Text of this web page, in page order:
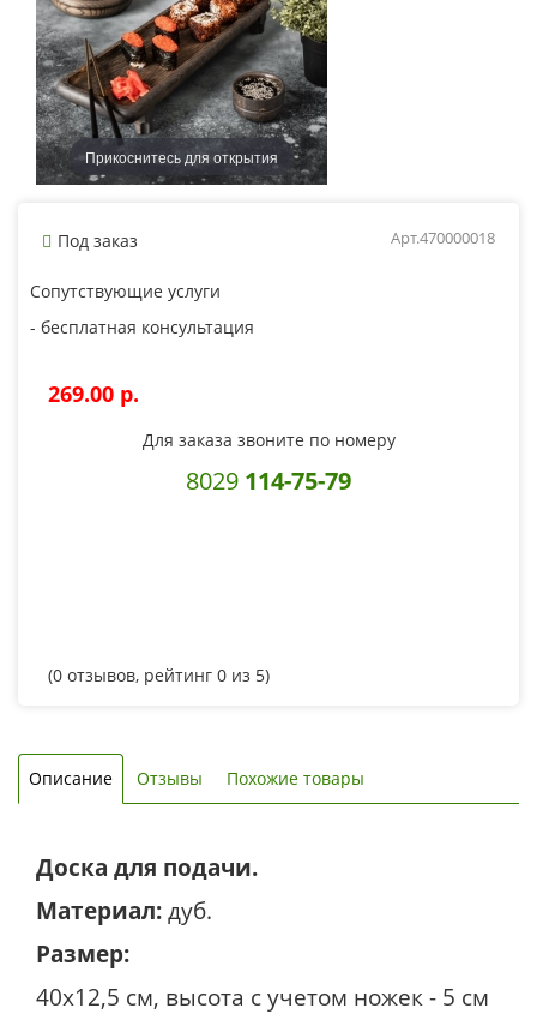
Прикоснитесь для открытия
Под заказ Арт.470000018
Сопутствующие услуги
- бесплатная консультация
269.00 p.
Для заказа звоните по номеру
8029 114-75-79
(0 отзывов, рейтинг 0 из 5)
Описание Отзывы Похожие товары
Доска для подачи.
Материал: дуб.
Размер:
40х12,5 см, высота с учетом ножек - 5 см